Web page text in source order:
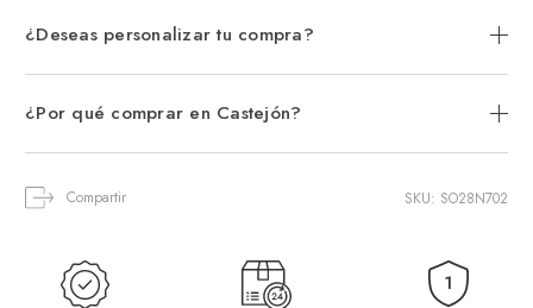
¿Deseas personalizar tu compra?
¿Por qué comprar en Castejón?
Compartir SKU: SO28N702